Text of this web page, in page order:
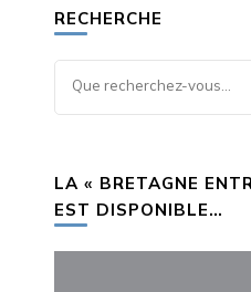
RECHERCHE
Vous
LA « BRETAGNE
EST DISPONIBLE…